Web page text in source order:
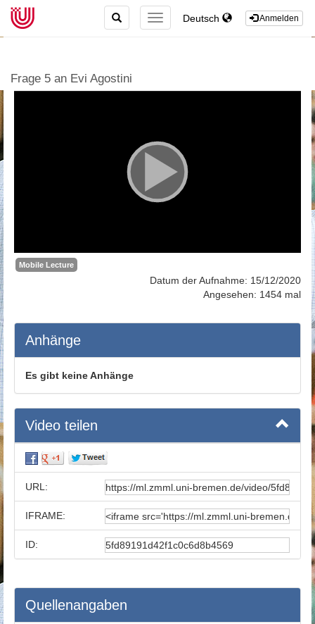
Anmelden
Deutsch
TOGGLE
NAVIGATION
TOGGLE
SEARCH
Frage 5 an Evi Agostini
Mobile Lecture
Datum der Aufnahme: 15/12/2020
Angesehen: 1454 mal
Anhänge
Es gibt keine Anhänge
Video teilen
URL:
IFRAME:
ID:
Quellenangaben